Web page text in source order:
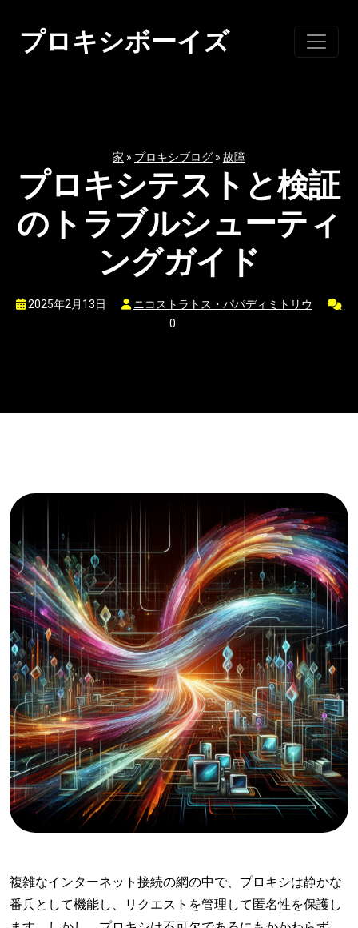
プロキシボーイズ
家 » プロキシブログ » 故障
プロキシテストと検証
のトラブルシューティ
ングガイド
2025年2月13日
ニコストラトス・パパディミトリウ
0
複雑なインターネット接続の網の中で、プロキシは静かな
番兵として機能し、リクエストを管理して匿名性を保護し